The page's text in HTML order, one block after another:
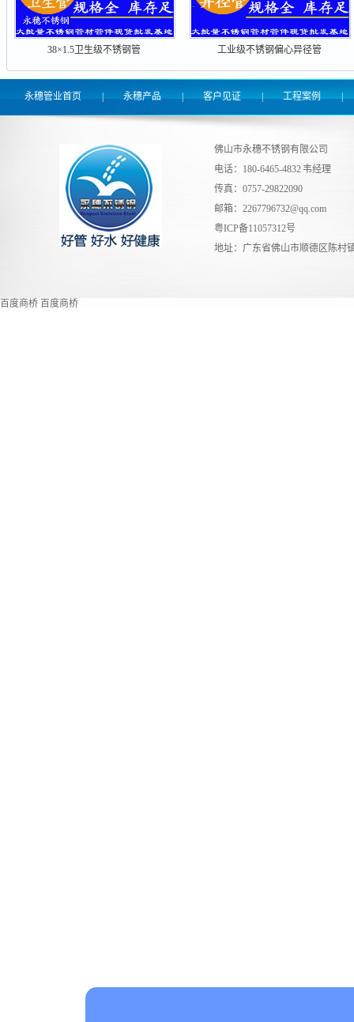
38×1.5卫生级不锈钢管 工业级不锈钢偏心异径管
永穗管业首页 永穗产品 | 客户见证 | 工程案例 |
佛山市永穗不锈钢有限公司
电话：180-6465-4832 韦经理
传真：0757-29822090
邮箱：2267796732@qq.com
粤ICP备11057312号
地址：广东省佛山市顺德区陈
百度商桥 百度商桥